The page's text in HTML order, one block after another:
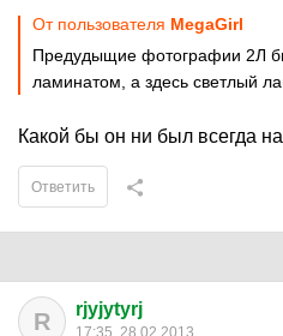
От пользователя MegaGirl
Предудыщие фотографии 2Л
ламинатом, а здесь светлый
Какой бы он ни был всегда
Ответить
R rjyjytyrj
17:35, 28.02.2013